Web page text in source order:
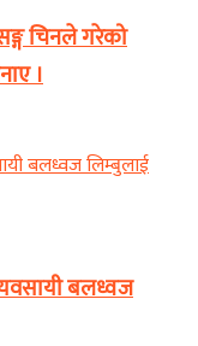
चिनले गरेको
।
बलध्वज